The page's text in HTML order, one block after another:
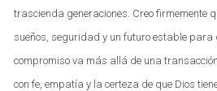
trascienda generaciones. Creo firmemente
sueños, seguridad y un futuro estable para
compromiso va más allá de una
con fe, empatía y la certeza de que Dios